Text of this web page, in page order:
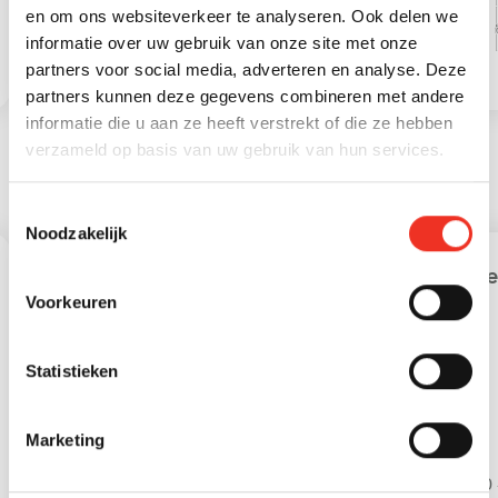
en om ons websiteverkeer te analyseren. Ook delen we
informatie over uw gebruik van onze site met onze
partners voor social media, adverteren en analyse. Deze
partners kunnen deze gegevens combineren met andere
informatie die u aan ze heeft verstrekt of die ze hebben
verzameld op basis van uw gebruik van hun services.
Noodzakelijk
Voorkeuren
Statistieken
Marketing
Externe bergruimte 13 m
Overige inpandige
ruimte
6 m